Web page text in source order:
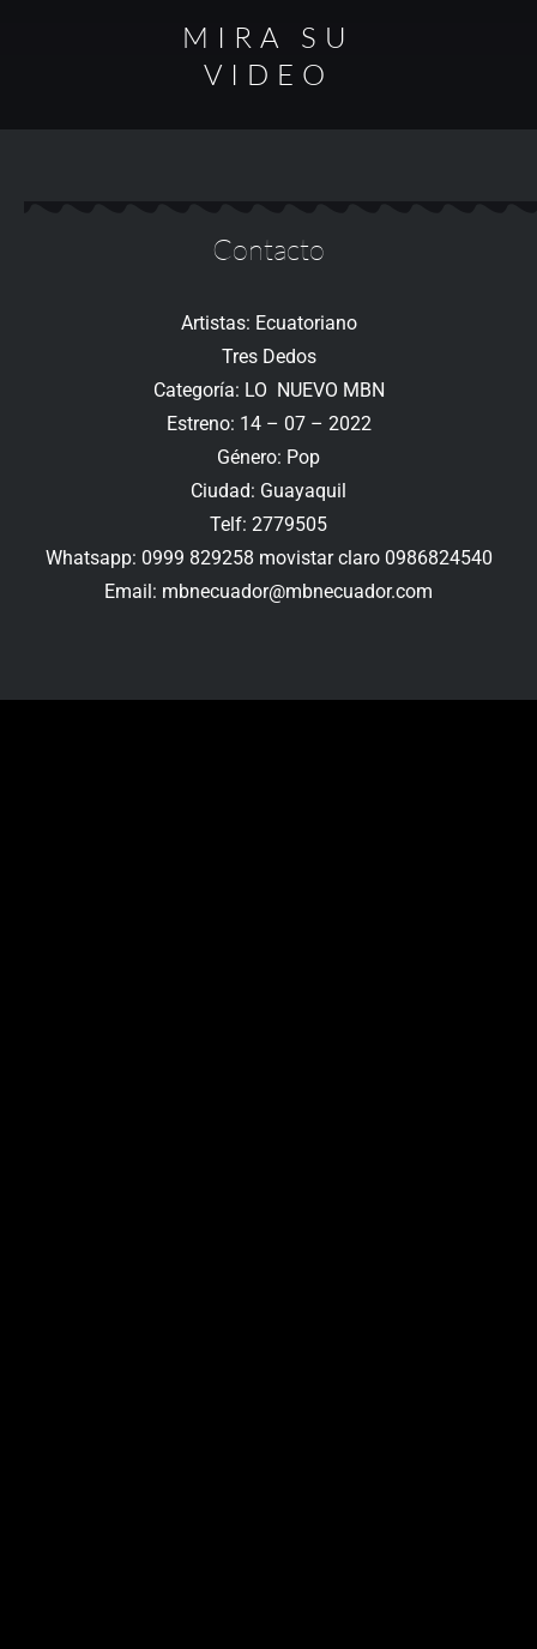
MIRA SU
VIDEO
Contacto
Artistas: Ecuatoriano
Tres Dedos
Categoría: LO NUEVO MBN
Estreno: 14 – 07 – 2022
Género: Pop
Ciudad: Guayaquil
Telf: 2779505
Whatsapp: 0999 829258 movistar claro 0986824540
Email: mbnecuador@mbnecuador.com